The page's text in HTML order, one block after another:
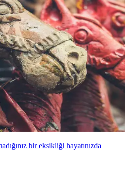
bir eksikliği hayatınızda